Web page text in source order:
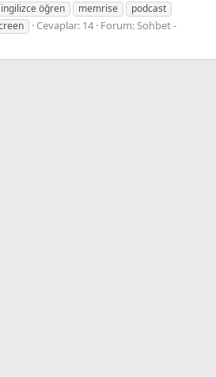
ingilizce öğren memrise
podcast
Cevaplar: 14 Forum:Sohbet -